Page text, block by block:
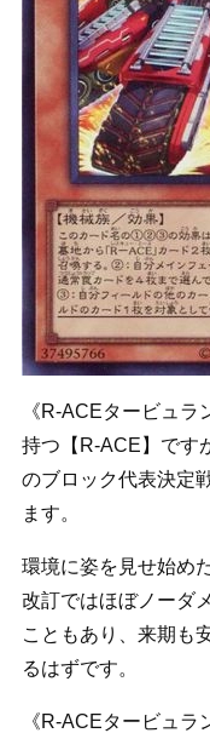
《R-ACEタービュ
持つ【R-ACE】です
のブロック代表決定
ます。
環境に姿を見せ始め
改訂ではほぼノーダ
こともあり、来期も
るはずです。
《R-ACEタービュ